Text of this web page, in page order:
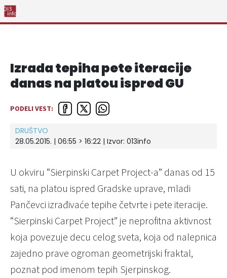
Izrada tepiha pete iteracije
danas na platou ispred GU
PODELI VEST:
DRUŠTVO
28.05.2015. | 06:55 > 16:22 | Izvor: 013info
U okviru “Sierpinski Carpet Project-a” danas od 15
sati, na platou ispred Gradske uprave, mladi
Pančevci izrađivaće tepihe četvrte i pete iteracije.
“Sierpinski Carpet Project” je neprofitna aktivnost
koja povezuje decu celog sveta, koja od nalepnica
zajedno prave ogroman geometrijski fraktal,
poznat pod imenom tepih Sjerpinskog.